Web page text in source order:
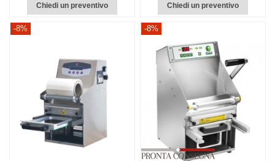
Chiedi un preventivo Chiedi un preventivo
-8% -8%